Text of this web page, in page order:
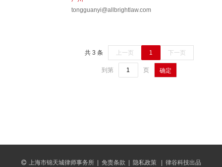
tongguanyi@allbrightlaw.com
共 3 条 上一页 1 下一页
到第 页 确定
上海市锦天城律师事务所 | 免责条款 | 隐私政策 | 律谷科技出品